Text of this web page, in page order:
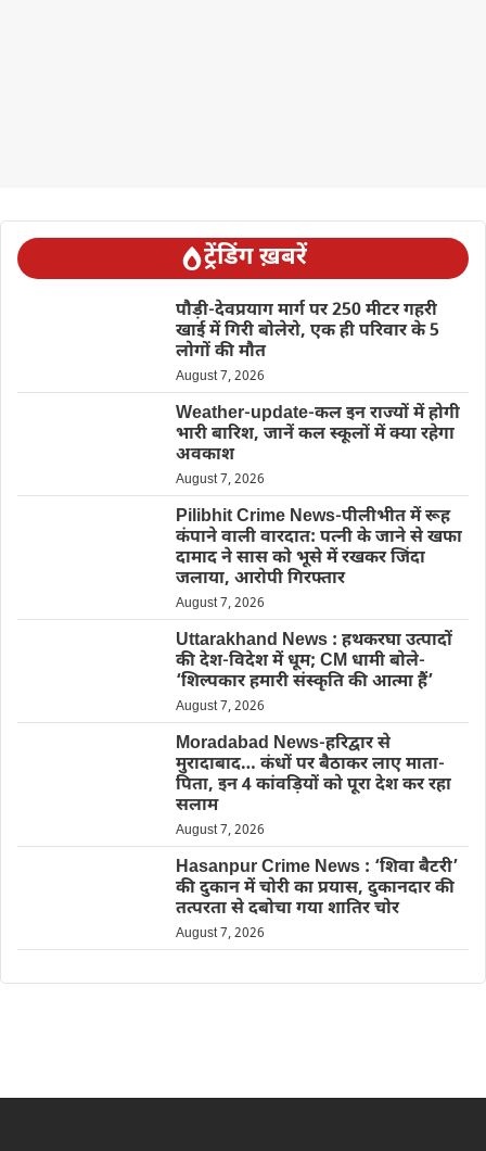
ट्रेंडिंग ख़बरें
पौड़ी-देवप्रयाग मार्ग पर 250 मीटर गहरी
खाई में गिरी बोलेरो, एक ही परिवार के 5
लोगों की मौत
August 7, 2026
Weather-update-कल इन राज्यों में होगी
भारी बारिश, जानें कल स्कूलों में क्या रहेगा
अवकाश
August 7, 2026
Pilibhit Crime News-पीलीभीत में रूह
कंपाने वाली वारदात: पत्नी के जाने से खफा
दामाद ने सास को भूसे में रखकर जिंदा
जलाया, आरोपी गिरफ्तार
August 7, 2026
Uttarakhand News : हथकरघा उत्पादों
की देश-विदेश में धूम; CM धामी बोले-
‘शिल्पकार हमारी संस्कृति की आत्मा हैं’
August 7, 2026
Moradabad News-हरिद्वार से
मुरादाबाद… कंधों पर बैठाकर लाए माता-
पिता, इन 4 कांवड़ियों को पूरा देश कर रहा
सलाम
August 7, 2026
Hasanpur Crime News : ‘शिवा बैटरी’
की दुकान में चोरी का प्रयास, दुकानदार की
तत्परता से दबोचा गया शातिर चोर
August 7, 2026